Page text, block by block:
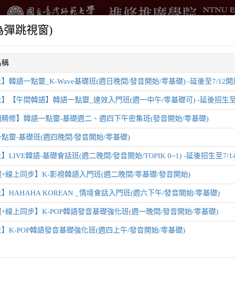
推廣課程 韓語系列
韓語 系列
課程編號 課程名稱
彈跳視窗)
稱
】韓語一點靈_K-Wave基礎班(週日晚間/發音開始/零基礎) -延後至7/12開
】【午間韓語】韓語一點靈_速效入門班(週一中午/零基礎可) -延後招生
精修】韓語一點靈-基礎週二、週四下午密集班(發音開始/零基礎)
靈-基礎班(週四晚間/發音開始/零基礎)
】LIVE韓語-基礎會話班(週二晚間/發音開始/TOPIK 0~1) -延後招生至7/
+線上同步】K-影視韓語入門班(週二晚間/零基礎/發音開始)
】HAHAHA KOREAN _情境會話入門班(週六下午/發音開始/零基礎)
+線上同步】K-POP韓語發音基礎強化班(週一晚間/發音開始/零基礎)
】K-POP韓語發音基礎強化班(週四上午/發音開始/零基礎)